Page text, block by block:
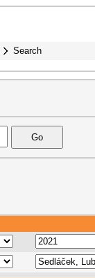
Search